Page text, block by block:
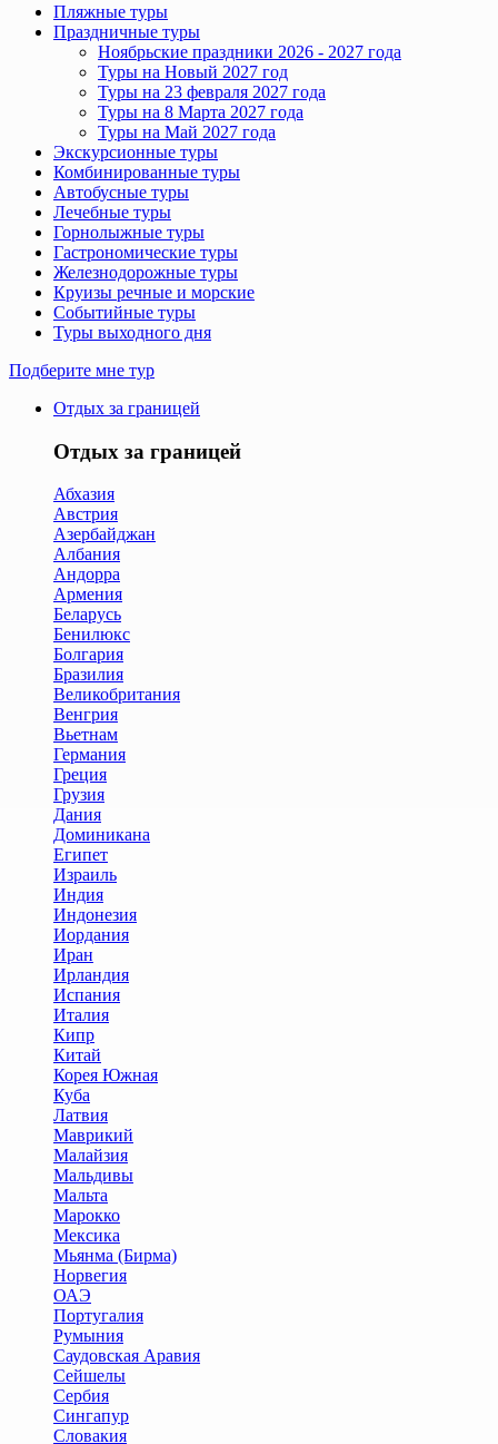
Пляжные туры
Праздничные туры
Ноябрьские праздники 2026 - 2027 года
Туры на Новый 2027 год
Туры на 23 февраля 2027 года
Туры на 8 Марта 2027 года
Туры на Май 2027 года
Экскурсионные туры
Комбинированные туры
Автобусные туры
Лечебные туры
Горнолыжные туры
Гастрономические туры
Железнодорожные туры
Круизы речные и морские
Событийные туры
Туры выходного дня
Подберите мне тур
Отдых за границей
Отдых за границей
Абхазия
Австрия
Азербайджан
Албания
Андорра
Армения
Беларусь
Бенилюкс
Болгария
Бразилия
Великобритания
Венгрия
Вьетнам
Германия
Греция
Грузия
Дания
Доминикана
Египет
Израиль
Индия
Индонезия
Иордания
Иран
Ирландия
Испания
Италия
Кипр
Китай
Корея Южная
Куба
Латвия
Маврикий
Малайзия
Мальдивы
Мальта
Марокко
Мексика
Мьянма (Бирма)
Норвегия
ОАЭ
Португалия
Румыния
Саудовская Аравия
Сейшелы
Сербия
Сингапур
Словакия